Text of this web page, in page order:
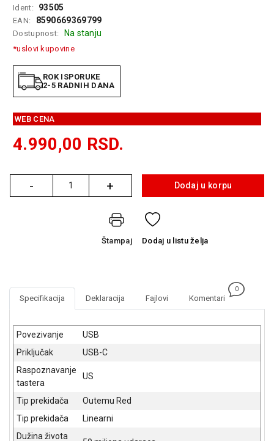
GAMING
EELEKTRO
ZAŠTITA
SOLARNI
SISTEMI
OPREMA
ŠTAMPAČI,
SIGURNOSNA
OPREMA
SOFTWARE
KABLOVI I
ADAPTERI
KANCELARIJSKI
MATERIJAL
ZA
Ident: 93505
EAN: 8590669369799
Dostupnost: Na stanju
*uslovi kupovine
ROK ISPORUKE
2-5 RADNIH DANA
WEB CENA
4.990,00 RSD.
-
Količina + Dodaj u korpu
Štampaj Dodaj u listu želja
Specifikacija Deklaracija Fajlovi Komentari
0
Povezivanje
USB
Priključak
USB-C
Raspoznavanje
tastera
US
Tip prekidača
Outemu Red
Tip prekidača
Linearni
Dužina života